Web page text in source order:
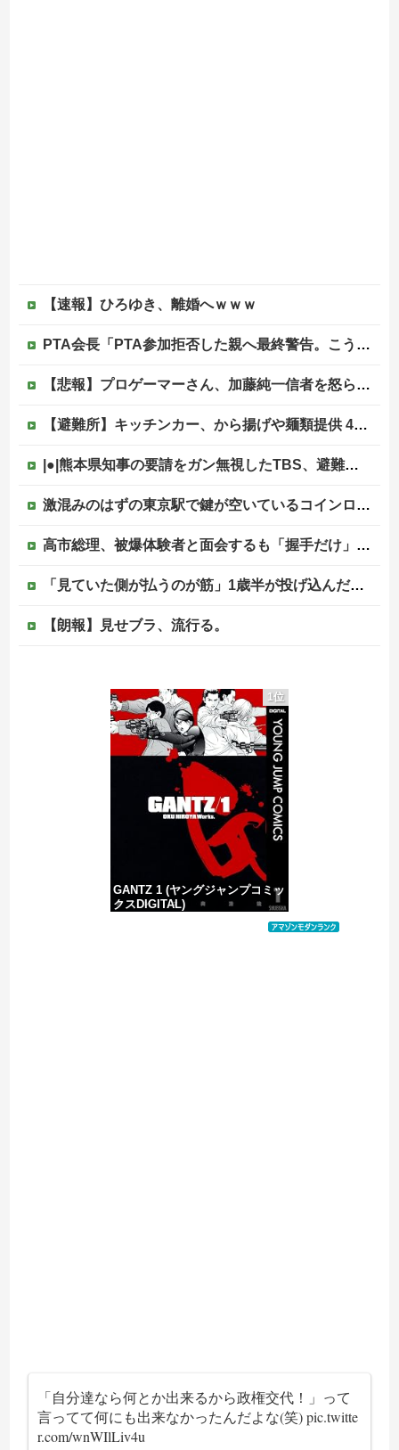
【速報】ひろゆき、離婚へｗｗｗ
PTA会長「PTA参加拒否した親へ最終警告。こうなってもいい？」
【悲報】プロゲーマーさん、加藤純一信者を怒らせてしまった結果、好き嫌い5位にwwwwwwww
【避難所】キッチンカー、から揚げや麺類提供 40代女性「最高、パン中心の生活には飽き飽きしていて、野菜不足も感じていた」→時事通信タイトル「パンに飽き飽き」他
|●|熊本県知事の要請をガン無視したTBS、避難所に取材班が押し入ってプライバシーに全く配慮しない報道を……
激混みのはずの東京駅で鍵が空いているコインロッカーが散見、「ラッキー」と思って中を確認してみると……
高市総理、被爆体験者と面会するも「握手だけ」←何のために会うんだよ…
「見ていた側が払うのが筋」1歳半が投げ込んだ12万円のスマホ、半額提示した母親は冷たい？
【朗報】見せブラ、流行る。
防衛費、過去最大の8.9兆円へ →政府「最終的に10兆円規模になる可能性」
PTA会長「PTA参加拒否した親へ最終警告。こうなってもいい？」
【なんで】竹島ソングを歌う韓国アイドルグループが待望の日本デビュー
1位
GANTZ 1 (ヤングジャンプコミッ
クスDIGITAL)
価格：¥100
「自分達なら何とか出来るから政権交代！」って
言ってて何にも出来なかったんだよな(笑)pic.twitte
r.com/wnWIlLiv4u